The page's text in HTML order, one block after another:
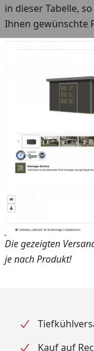
in dieser Tabelle,
Ihnen gewünschte
Die gezeigten
je nach Produkt!
Kauf auf